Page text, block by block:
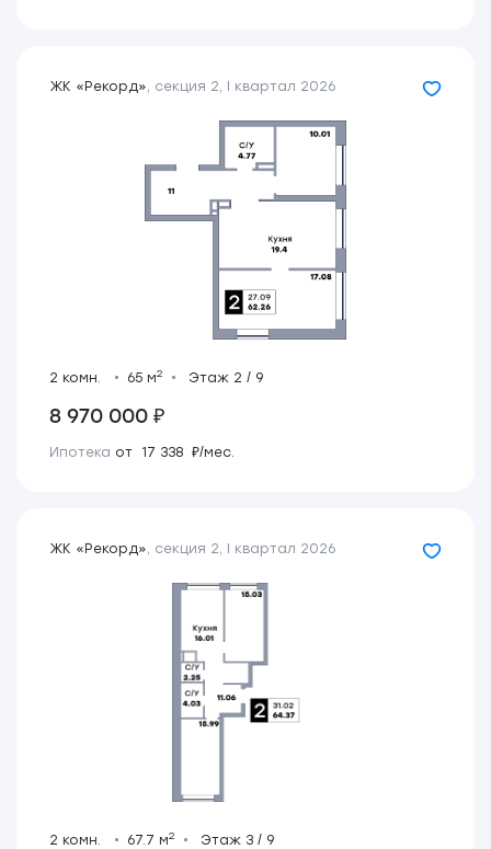
ЖК «Рекорд», секция 2, I квартал 2026
2 комн. 65 м2 Этаж 2 / 9
8 970 000 ₽
Ипотека от 17 338 ₽/мес.
ЖК «Рекорд», секция 2, I квартал 2026
2 комн. 67.7 м2 Этаж 3 / 9